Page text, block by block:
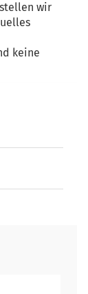
wir
keine